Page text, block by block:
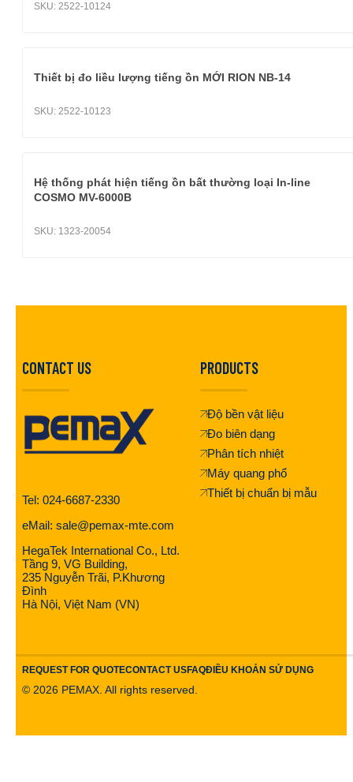
SKU: 2522-10124
Thiết bị đo liều lượng tiếng ồn MỚI RION NB-14
SKU: 2522-10123
Hệ thống phát hiện tiếng ồn bất thường loại In-line
COSMO MV-6000B
SKU: 1323-20054
CONTACT US
Tel: 024-6687-2330
eMail: sale@pemax-mte.com
HegaTek International Co., Ltd.
Tầng 9, VG Building,
235 Nguyễn Trãi, P.Khương
Đình
Hà Nội, Việt Nam (VN)
PRODUCTS
Độ bền vật liệu
Đo biên dạng
Phân tích nhiệt
Máy quang phổ
Thiết bị chuẩn bị mẫu
REQUEST FOR QUOTECONTACT USFAQĐIỀU KHOẢN SỬ DỤNG
© 2026 PEMAX. All rights reserved.